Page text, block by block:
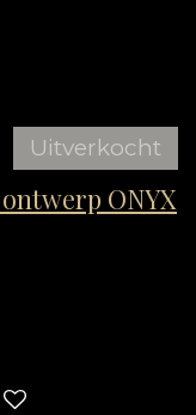
Uitverkocht
ONYX